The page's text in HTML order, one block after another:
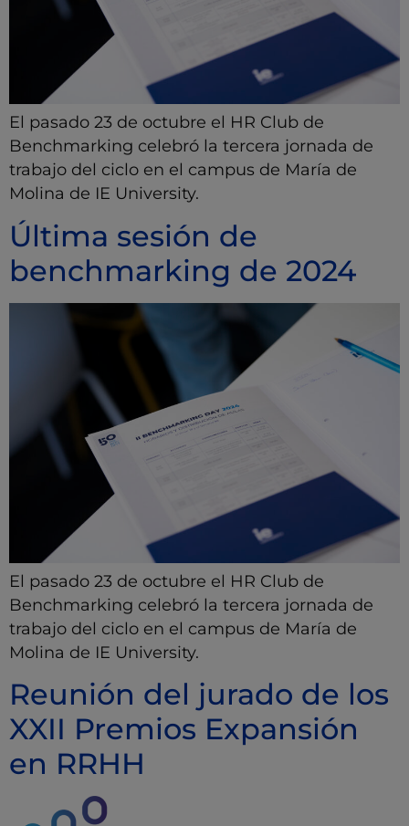
El pasado 23 de octubre el HR Club de
Benchmarking celebró la tercera jornada de
trabajo del ciclo en el campus de María de
Molina de IE University.
Última sesión de
benchmarking de 2024
El pasado 23 de octubre el HR Club de
Benchmarking celebró la tercera jornada de
trabajo del ciclo en el campus de María de
Molina de IE University.
Reunión del jurado de los
XXII Premios Expansión
en RRHH